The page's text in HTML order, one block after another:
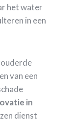
het water
in een
van een
in
dienst